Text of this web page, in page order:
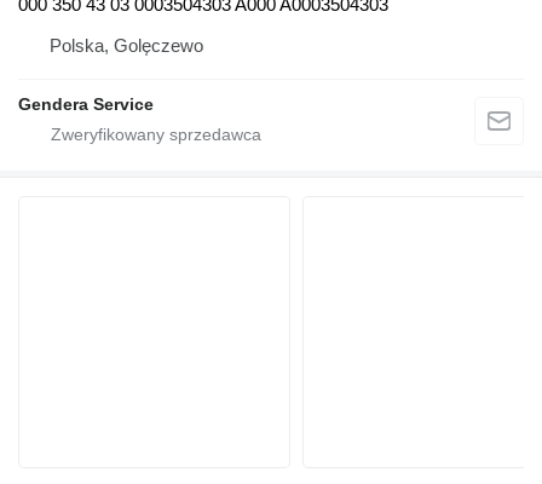
000 350 43 03 0003504303 A000 A0003504303
Polska, Golęczewo
Gendera Service